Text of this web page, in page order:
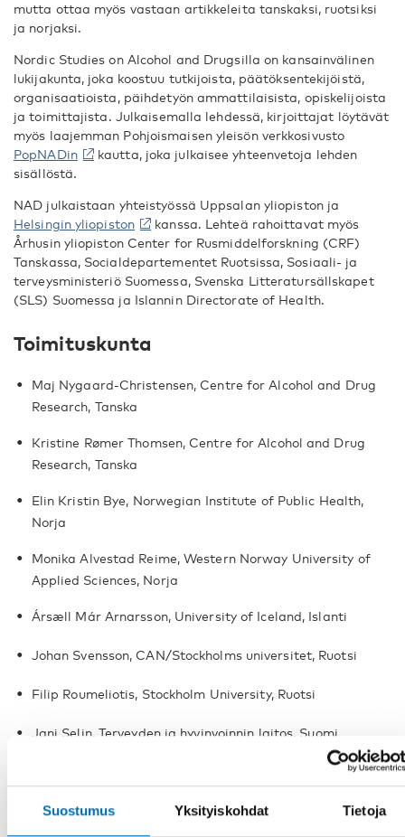
Suostumus Yksityiskohdat Tietoja
mutta ottaa myös vastaan artikkeleita tanskaksi, ruotsiksi
ja norjaksi.
Nordic Studies on Alcohol and Drugsilla on kansainvälinen
lukijakunta, joka koostuu tutkijoista, päätöksentekijöistä,
organisaatioista, päihdetyön ammattilaisista, opiskelijoista
ja toimittajista. Julkaisemalla lehdessä, kirjoittajat löytävät
myös laajemman Pohjoismaisen yleisön verkkosivusto
PopNADin
kautta, joka julkaisee yhteenvetoja lehden
sisällöstä.
NAD julkaistaan yhteistyössä Uppsalan yliopiston ja
Helsingin yliopiston
kanssa. Lehteä rahoittavat myös
Århusin yliopiston Center for Rusmiddelforskning (CRF)
Tanskassa, Socialdepartementet Ruotsissa, Sosiaali- ja
terveysministeriö Suomessa, Svenska Litteratursällskapet
(SLS) Suomessa ja Islannin Directorate of Health.
Toimituskunta
Maj Nygaard-Christensen, Centre for Alcohol and Drug
Research, Tanska
Kristine Rømer Thomsen, Centre for Alcohol and Drug
Research, Tanska
Elin Kristin Bye, Norwegian Institute of Public Health,
Norja
Monika Alvestad Reime, Western Norway University of
Applied Sciences, Norja
Ársæll Már Arnarsson, University of Iceland, Islanti
Johan Svensson, CAN/Stockholms universitet, Ruotsi
Filip Roumeliotis, Stockholm University, Ruotsi
Jani Selin, Terveyden ja hyvinvoinnin laitos, Suomi
Apulaistoimittajat